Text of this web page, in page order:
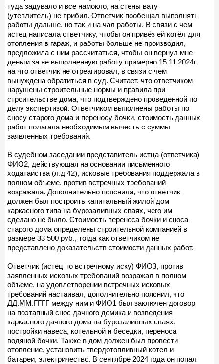
туда задувало и все намокло, на стены вату
(утеплитель) не прибил. Ответчик пообещал выполнять
работы дальше, но так и на чал работы. В связи с чем
истец написала ответчику, чтобы он привёз ей котёл для
отопления в гараж, и работы больше не производил,
предложила с ним рассчитаться, чтобы он вернул мне
деньги за не выполненную работу примерно 15.11.2024г.,
на что ответчик не отреагировал, в связи с чем
вынуждена обратиться в суд. Считает, что ответчиком
нарушены строительные нормы и правила при
строительстве дома, что подтверждено проведенной по
делу экспертизой. Ответчиком выполнены работы по
сносу старого дома и переносу бочки, стоимость данных
работ полагала необходимым вычесть с суммы
заявленных требований.
В судебном заседании представитель истца (ответчика)
ФИО2, действующая на основании письменного
ходатайства (л.д.42), исковые требования поддержала в
полном объеме, против встречных требований
возражала. Дополнительно пояснила, что ответчик
должен был построить капитальный жилой дом
каркасного типа на бурозаливных сваях, чего им
сделано не было. Стоимость переноса бочки и сноса
старого дома определены строительной компанией в
размере 33 500 руб., тогда как ответчиком не
представлено доказательств стоимости данных работ.
Ответчик (истец по встречному иску) ФИО3, против
заявленных исковых требований возражал в полном
объеме, на удовлетворении встречных исковых
требований настаивал, дополнительно пояснил, что
ДД.ММ.ГГГГ между ним и ФИО1 был заключен договор
на поэтапный снос дачного домика и возведения
каркасного дачного дома на бурозаливных сваях,
постройки навеса, котельной и беседки, переноса
водяной бочки. Также в дом должен был провести
отопление, установить твердотопливный котел и
батареи, электричество. В сентябре 2024 года он попал